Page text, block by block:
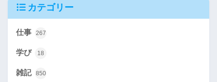
カテゴリー
仕事 267
学び 18
雑記 850